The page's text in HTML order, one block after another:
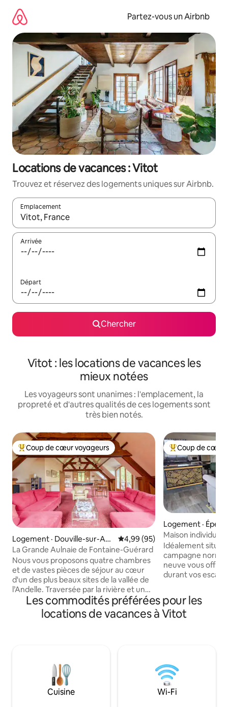
directement
contenu
Partez-vous un Airbnb
Locations de vacances : Vitot
Trouvez et réservez des logements uniques sur Airbnb.
Emplacement
Quand les résultats sont affichés, parcourez-les en utilisant
Arrivée
Départ
Chercher
Vitot : les locations de vacances les
mieux notées
Les voyageurs sont unanimes : l'emplacement, la
propreté et d'autres qualités de ces logements sont
très bien notés.
Coup de cœur voyageurs parmi les plus aimés
Coup de cœur voyageurs
Logement · Douville-sur-An
delle
Note moyenne de 4,99 sur 5,
4,99 (95)
La Grande Aulnaie de Fontaine-Guérard
Nous vous proposons quatre chambres
et de vastes pièces de séjour au cœur
d'un des plus beaux sites de la vallée de
l’Andelle. Traversée par la rivière et un
petit étang, au cœur d'un jardin vaste et
soigné, offrant en toutes saisons des
décors variés et colorés, La Grande
de Fontaine-Guérard et de Bonnemare
sont également ouverts à nos hôtes.
Coup de cœur
Coup de cœur
Logement ·
Idéalement
campagne
neuve vous
durant vos
Deauville, 1h30
min de Rouen et
logement vous
neuve. Le jardin
Les commodités préférées pour les
locations de vacances à Vitot
Cuisine Wi-Fi